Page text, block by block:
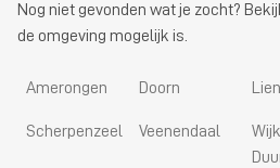
Nog niet gevonden wat je zocht?
de omgeving mogelijk is.
Amerongen Doorn
Scherpenzeel Veenendaal